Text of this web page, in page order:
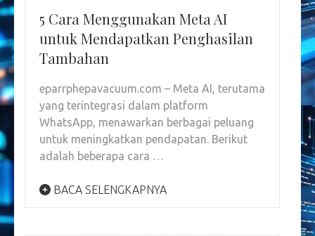
5 Cara Menggunakan Meta AI
untuk Mendapatkan Penghasilan
Tambahan
eparrphepavacuum.com – Meta AI, terutama
yang terintegrasi dalam platform
WhatsApp, menawarkan berbagai peluang
untuk meningkatkan pendapatan. Berikut
adalah beberapa cara …
BACA SELENGKAPNYA